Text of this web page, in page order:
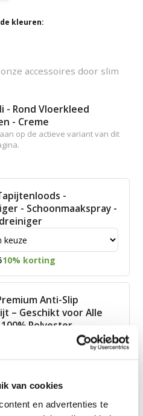
van cookies
en advertenties te
kleuren:
accessoires door slim
- Rond Vloerkleed
- Creme
op de actieve variant van dit
-
- Schoonmaakspray -
10% korting
Anti-Slip
– Geschikt voor Alle
Polyester
Schoonmaakset